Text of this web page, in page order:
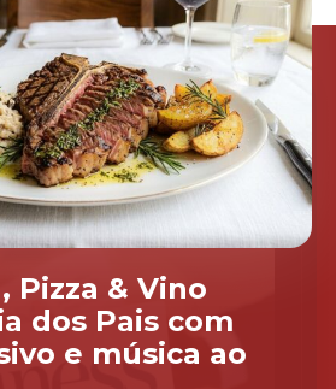
Pizza & Vino
dos Pais com
e música ao